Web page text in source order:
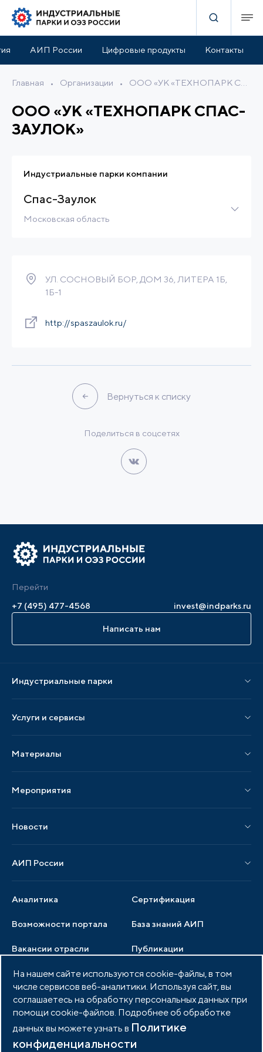
АИП России Цифровые продукты Контакты
Главная • Организации •
ООО «УК «ТЕХНОПАРК СПАС-
ЗАУЛОК»
Индустриальные парки компании
Спас-Заулок
Московская область
УЛ. СОСНОВЫЙ БОР, ДОМ 36, ЛИТЕРА 1Б,
1Б-1
http://spaszaulok.ru/
Вернуться к списку
Поделиться в соцсетях
Перейти
+7 (495) 477-4568
invest@indparks.ru
Написать нам
Индустриальные парки
Парки по регионам
Услуги и сервисы
Услуги по локализации
Аналитика Сертификация
Возможности портала
Материалы
Публикации СМИ и статьи
Образцы документов
База знаний АИП
Вакансии отрасли
Мероприятия
Мероприятия отрасли
Новости
Новости отрасли
Публикации
Медиатека Тендеры
АИП России
Члены ассоциации
Услуги ассоциации
Документы АИП
Партнеры ассоциации
Фото и видео
Членство в АИП Войти в личный кабинет
На нашем сайте используются cookie-файлы, в том
числе сервисов веб-аналитики. Используя сайт, вы
соглашаетесь на обработку персональных данных при
помощи cookie-файлов. Подробнее об обработке
данных вы можете узнать в Политике
конфиденциальности